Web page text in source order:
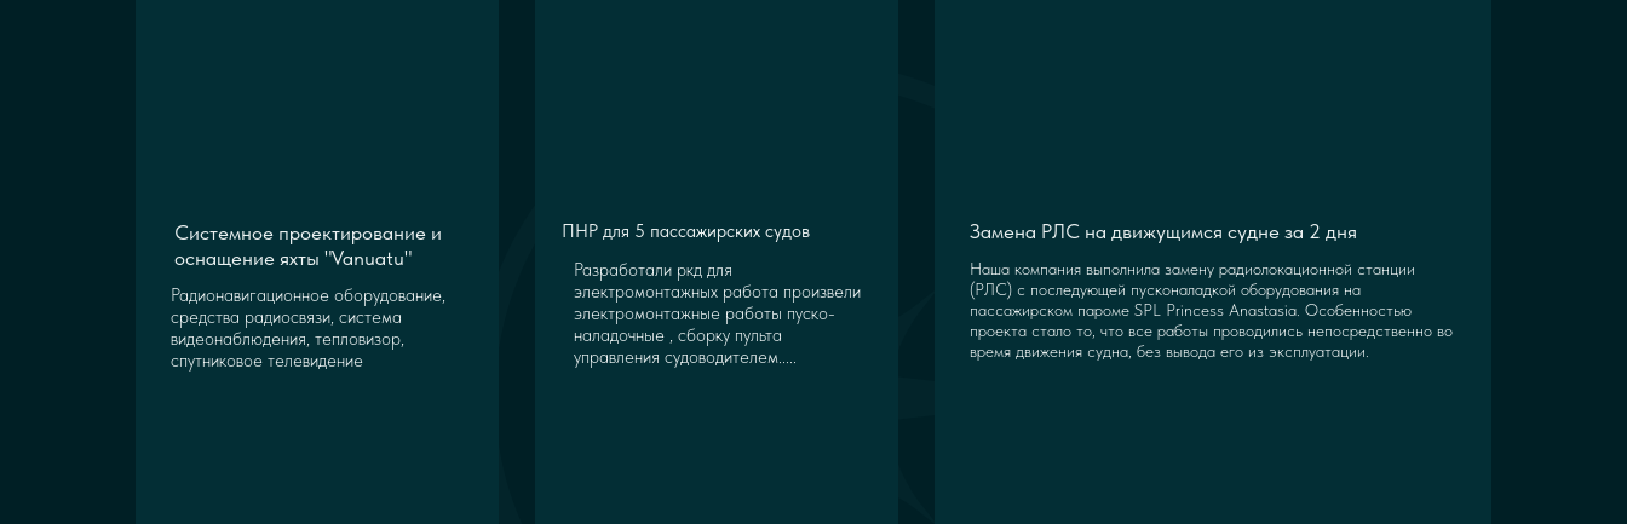
Наша компания выполнила замену радиолокационной станции
(РЛС) с последующей пусконаладкой оборудования на
пассажирском пароме SPL Princess Anastasia. Особенностью
проекта стало то, что все работы проводились непосредственно во
время движения судна, без вывода его из эксплуатации.
Замена РЛС на движущимся судне за 2 дня
Разработали ркд для
электромонтажных работа произвели
электромонтажные работы пуско-
наладочные , сборку пульта
управления судоводителем.....
ПНР для 5 пассажирских судов
Радионавигационное оборудование,
средства радиосвязи, система
видеонаблюдения, тепловизор,
спутниковое телевидение
Системное проектирование и
оснащение яхты "Vanuatu"